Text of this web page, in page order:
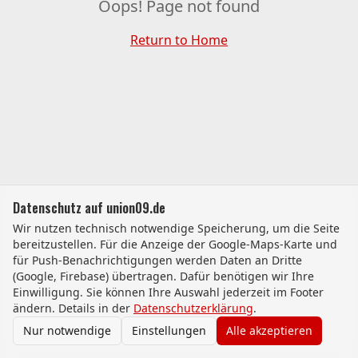
Oops! Page not found
Return to Home
Datenschutz auf union09.de
Wir nutzen technisch notwendige Speicherung, um die Seite
bereitzustellen. Für die Anzeige der Google-Maps-Karte und
für Push-Benachrichtigungen werden Daten an Dritte
(Google, Firebase) übertragen. Dafür benötigen wir Ihre
Einwilligung. Sie können Ihre Auswahl jederzeit im Footer
ändern. Details in der Datenschutzerklärung.
Nur notwendige
Einstellungen Alle akzeptieren